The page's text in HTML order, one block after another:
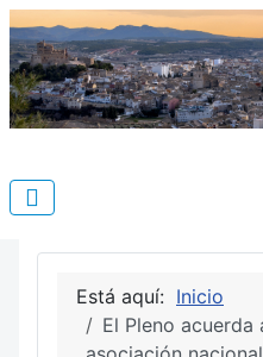
Está aquí: Inicio
El Pleno acuerda